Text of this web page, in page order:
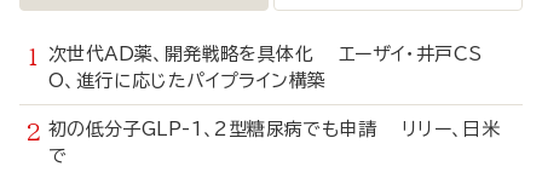
次世代AD薬、開発戦略を具体化 エーザイ・井戸CS
O、進行に応じたパイプライン構築
初の低分子GLP-1、2型糖尿病でも申請 リリー、日米
で